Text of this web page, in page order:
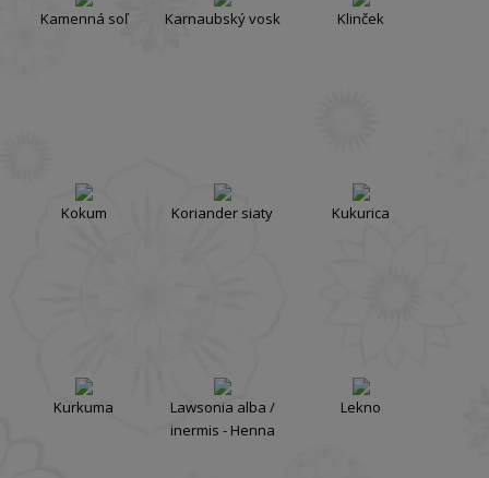
Kamenná soľ Karnaubský vosk Klinček
Kokum Koriander siaty Kukurica
Kurkuma
Lawsonia alba /
inermis - Henna
Lekno